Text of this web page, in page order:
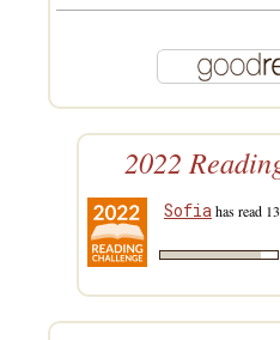
2022
Sofiahas read